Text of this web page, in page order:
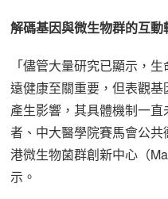
解碼基因與微生物群的互動
「儘管大量研究已顯示，
遠健康至關重要，但表觀
產生影響，其具體機制一
者、中大醫學院賽馬會公
港微生物菌群創新中心（
示。